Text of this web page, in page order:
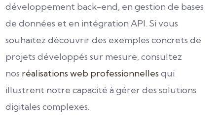
développement back-end, en gestion de bases
de données et en intégration API. Si vous
souhaitez découvrir des exemples concrets de
projets développés sur mesure, consultez
nos réalisations web professionnelles qui
illustrent notre capacité à gérer des solutions
digitales complexes.